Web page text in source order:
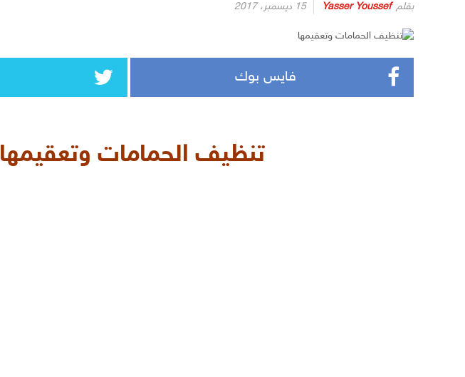
بقلم Yasser Youssef 15 ديسمبر، 2017
فايس بوك
تنظيف الحمامات وتعقيمها